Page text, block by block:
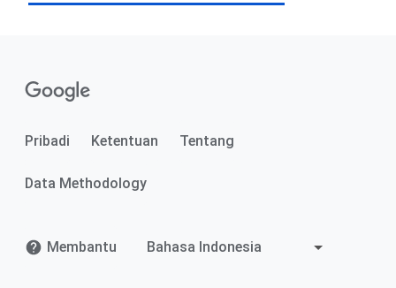
Pribadi Ketentuan Tentang
Data Methodology
Membantu